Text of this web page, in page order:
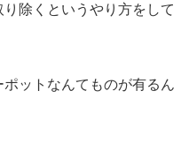
除くというやり方をして
ットなんてものが有るん